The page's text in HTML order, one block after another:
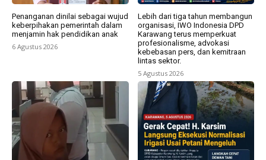
Penanganan dinilai sebagai wujud
keberpihakan pemerintah dalam
menjamin hak pendidikan anak
6 Agustus 2026
Lebih dari tiga tahun membangun
organisasi, IWO Indonesia DPD
Karawang terus memperkuat
profesionalisme, advokasi
kebebasan pers, dan kemitraan
lintas sektor.
5 Agustus 2026